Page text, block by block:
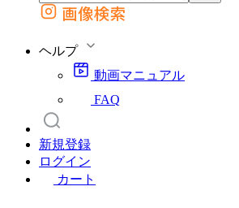
外部サイトの商品をカートに追加
画像検索
ヘルプ
動画マニュアル
FAQ
新規登録
ログイン
カート